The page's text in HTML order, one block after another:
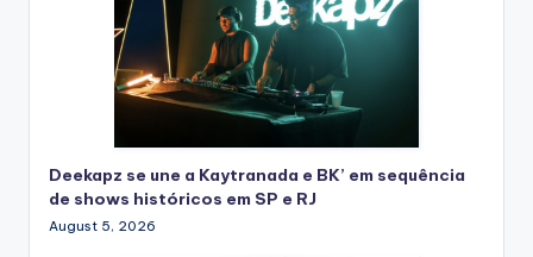
Deekapz se une a Kaytranada e BK’ em sequência
de shows históricos em SP e RJ
August 5, 2026